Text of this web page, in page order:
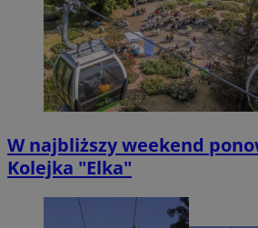
W najbliższy weekend
Kolejka "Elka"